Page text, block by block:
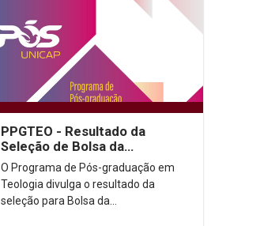
PPGTEO - Resultado da
Seleção de Bolsa da
CAPES/PROSUC
O Programa de Pós-graduação em
Teologia divulga o resultado da
seleção para Bolsa da